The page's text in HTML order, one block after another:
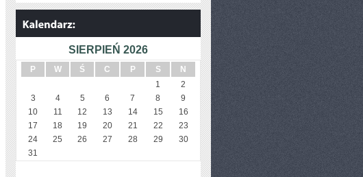
SIERPIEŃ 2026
P W Ś C P S
N
1
2
3
4 5 6 7 8
9
10
11 12 13 14 15
16
17
18 19 20 21 22
23
24
25 26 27 28 29
30
31